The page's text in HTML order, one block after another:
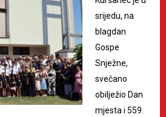
srijedu, na
blagdan
Gospe
Snježne,
svečano
obilježio Dan
mjesta i 559.